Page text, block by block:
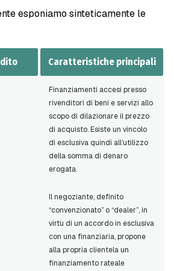
esponiamo sinteticamente le
Caratteristiche principali
Finanziamenti accesi presso
rivenditori di beni e servizi allo
scopo di dilazionare il prezzo
di acquisto. Esiste un vincolo
di esclusiva quindi all’utilizzo
della somma di denaro
erogata.
Il negoziante, definito
“convenzionato” o “dealer”, in
virtù di un accordo in esclusiva
con una finanziaria, propone
alla propria clientela un
finanziamento rateale